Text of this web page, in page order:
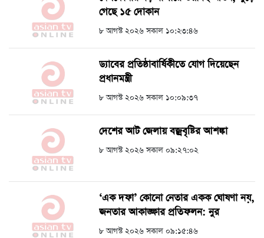
গেছে ১৫ দোকান
৮ আগস্ট ২০২৬ সকাল ১০:২৩:৪৬
ড্যাবের প্রতিষ্ঠাবার্ষিকীতে যোগ দিয়েছেন
প্রধানমন্ত্রী
৮ আগস্ট ২০২৬ সকাল ১০:০৯:৩৭
দেশের আট জেলায় বজ্রবৃষ্টির আশঙ্কা
৮ আগস্ট ২০২৬ সকাল ০৯:২৭:০২
‘এক দফা’ কোনো নেতার একক ঘোষণা নয়,
জনতার আকাঙ্ক্ষার প্রতিফলন: নুর
৮ আগস্ট ২০২৬ সকাল ০৯:১৫:৪৬